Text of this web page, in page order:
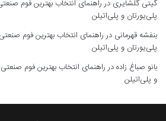
گیتی گلشایری در
پلی‌یورتان و پلی‌اتیلن
بنفشه قهرمانی در
پلی‌یورتان و پلی‌اتیلن
بانو صباغ زادهدر
و پلی‌اتیلن